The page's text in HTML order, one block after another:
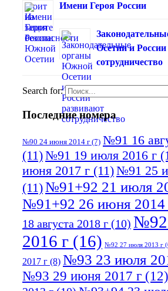
Имени Героя России
Осетии и
сотрудничество
Search for:
Последние номера
№90 24 июня 2014 г (7) №91 16
(11)№91 19 июля 2016 г
июня 2017 г (11)№91 25
(11)№91+92 21 июля
№91+92 26 июня 2014
18 августа 2018 г (10) №92
2016 г (16) №92 27 июля 2013 г
2017 г (8) №93 23 июля
№93 29 июня 2017 г (12)